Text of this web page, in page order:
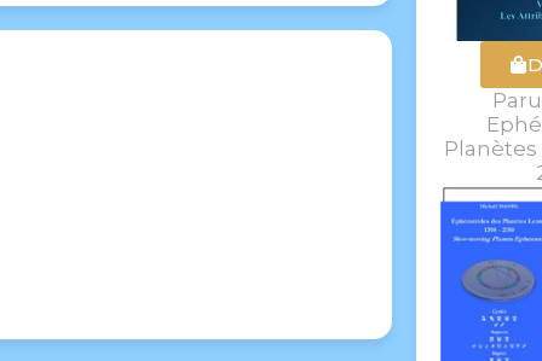
Planètes